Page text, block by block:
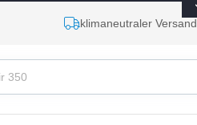
klimaneutraler Versand